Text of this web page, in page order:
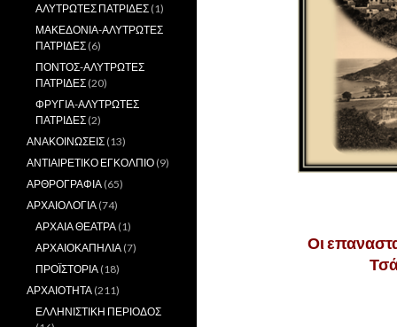
Οι
ΑΛΥΤΡΩΤΕΣ ΠΑΤΡΙΔΕΣ (1)
ΜΑΚΕΔΟΝΙΑ-ΑΛΥΤΡΩΤΕΣ
ΠΑΤΡΙΔΕΣ (6)
ΠΟΝΤΟΣ-ΑΛΥΤΡΩΤΕΣ
ΠΑΤΡΙΔΕΣ (20)
ΦΡΥΓΙΑ-ΑΛΥΤΡΩΤΕΣ
ΠΑΤΡΙΔΕΣ (2)
ΑΝΑΚΟΙΝΩΣΕΙΣ (13)
ΑΝΤΙΑΙΡΕΤΙΚΟ ΕΓΚΟΛΠΙΟ (9)
ΑΡΘΡΟΓΡΑΦΙΑ (65)
ΑΡΧΑΙΟΛΟΓΙΑ (74)
ΑΡΧΑΙΑ ΘΕΑΤΡΑ (1)
ΑΡΧΑΙΟΚΑΠΗΛΙΑ (7)
ΠΡΟΪΣΤΟΡΙΑ (18)
ΑΡΧΑΙΟΤΗΤΑ (211)
ΕΛΛΗΝΙΣΤΙΚΗ ΠΕΡΙΟΔΟΣ